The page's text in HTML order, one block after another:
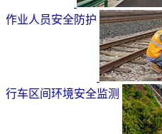
作业人员安全防护
行车区间环境安全监测